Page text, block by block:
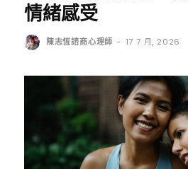
情緒感受
陳志恆諮商心理師 - 17 7 月, 2026